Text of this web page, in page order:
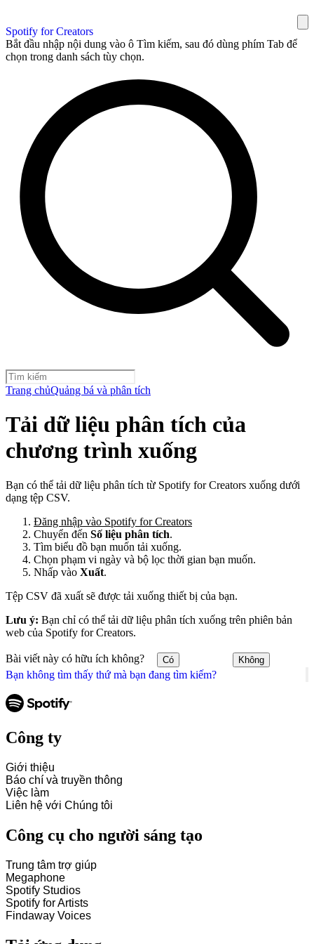
Spotify for Creators
Bắt đầu nhập nội dung vào ô Tìm kiếm, sau đó dùng phím Tab để
chọn trong danh sách tùy chọn.
Trang chủQuảng bá và phân tích
Bạn không tìm thấy thứ mà bạn đang tìm kiếm?
Tải dữ liệu phân tích của
chương trình xuống
Bạn có thể tải dữ liệu phân tích từ Spotify for Creators xuống dưới
dạng tệp CSV.
Đăng nhập vào Spotify for Creators
Chuyển đến Số liệu phân tích.
Tìm biểu đồ bạn muốn tải xuống.
Chọn phạm vi ngày và bộ lọc thời gian bạn muốn.
Nhấp vào Xuất.
Tệp CSV đã xuất sẽ được tải xuống thiết bị của bạn.
Lưu ý: Bạn chỉ có thể tải dữ liệu phân tích xuống trên phiên bản
web của Spotify for Creators.
Bài viết này có hữu ích không? Có Không
Công ty
Giới thiệu
Báo chí và truyền thông
Việc làm
Liên hệ với Chúng tôi
Công cụ cho người sáng tạo
Trung tâm trợ giúp
Megaphone
Spotify Studios
Spotify for Artists
Findaway Voices